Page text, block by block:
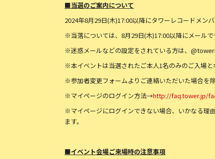
■当選のご案内について
2024年8月29日(木)17:00以降にタワーレコードメン
※当落については、8月29日(木)17:00以降にメールで
※迷惑メールなどの設定をされている方は、
※本イベントは当選されたご本人1名のみのご入場
※参加者変更フォームよりご連絡いただいた場合を
※マイページのログイン方法→http://faq.tower.jp/
※マイページにログインできない場合、いかなる理
ます。
■イベント会場ご来場時の注意事項